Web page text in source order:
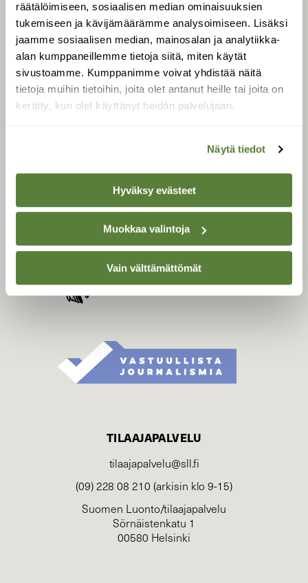
räätälöimiseen, sosiaalisen median ominaisuuksien
tukemiseen ja kävijämäärämme analysoimiseen. Lisäksi
jaamme sosiaalisen median, mainosalan ja analytiikka-
alan kumppaneillemme tietoja siitä, miten käytät
sivustoamme. Kumppanimme voivat yhdistää näitä
tietoja muihin tietoihin, joita olet antanut heille tai joita on
kerätty, kun olet käyttänyt heidän palvelujaan.
Näytä tiedot
Hyväksy evästeet
Muokkaa valintoja
Vain välttämättömät
LEHTI
Uusin lehti
Tilaa Suomen Luonto
Tilaa digilukuoikeus
Äänestä parasta juttua
SUOMEN LUONNON­
Suomen Luonto -lehden
kustantaja onSuomen
luonnonsuojelu­liitto.
TILAAJAPALVELU
tilaajapalvelu@sll.fi
(09) 228 08 210 (arkisin klo 9-15)
Suomen Luonto/tilaajapalvelu
Sörnäistenkatu 1
00580 Helsinki